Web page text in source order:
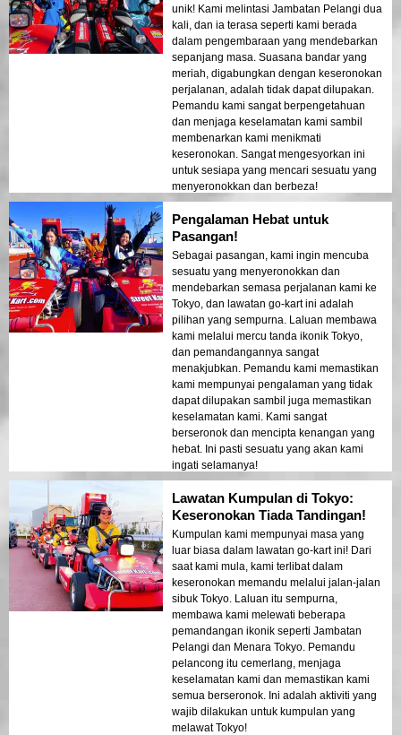
unik! Kami melintasi Jambatan Pelangi dua
kali, dan ia terasa seperti kami berada
dalam pengembaraan yang mendebarkan
sepanjang masa. Suasana bandar yang
meriah, digabungkan dengan keseronokan
perjalanan, adalah tidak dapat dilupakan.
Pemandu kami sangat berpengetahuan
dan menjaga keselamatan kami sambil
membenarkan kami menikmati
keseronokan. Sangat mengesyorkan ini
untuk sesiapa yang mencari sesuatu yang
menyeronokkan dan berbeza!
Pengalaman Hebat untuk
Pasangan!
Sebagai pasangan, kami ingin mencuba
sesuatu yang menyeronokkan dan
mendebarkan semasa perjalanan kami ke
Tokyo, dan lawatan go-kart ini adalah
pilihan yang sempurna. Laluan membawa
kami melalui mercu tanda ikonik Tokyo,
dan pemandangannya sangat
menakjubkan. Pemandu kami memastikan
kami mempunyai pengalaman yang tidak
dapat dilupakan sambil juga memastikan
keselamatan kami. Kami sangat
berseronok dan mencipta kenangan yang
hebat. Ini pasti sesuatu yang akan kami
ingati selamanya!
Lawatan Kumpulan di Tokyo:
Keseronokan Tiada Tandingan!
Kumpulan kami mempunyai masa yang
luar biasa dalam lawatan go-kart ini! Dari
saat kami mula, kami terlibat dalam
keseronokan memandu melalui jalan-jalan
sibuk Tokyo. Laluan itu sempurna,
membawa kami melewati beberapa
pemandangan ikonik seperti Jambatan
Pelangi dan Menara Tokyo. Pemandu
pelancong itu cemerlang, menjaga
keselamatan kami dan memastikan kami
semua berseronok. Ini adalah aktiviti yang
wajib dilakukan untuk kumpulan yang
melawat Tokyo!